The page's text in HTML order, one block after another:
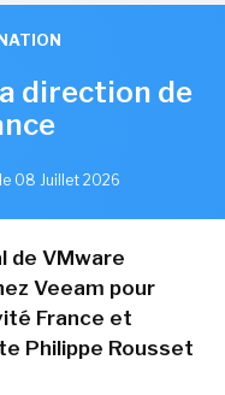
direction de
08 Juillet 2026
de VMware
Veeam pour
France et
Philippe Rousset